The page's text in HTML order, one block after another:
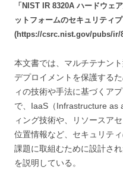
「NIST IR 8320A ハードウェ
ットフォームのセキュリティ
(https://csrc.nist.gov/pubs/ir/
本文書では、マルチテナン
デプロイメントを保護する
ィの技術や手法に基づくア
で、IaaS（Infrastructure as
ィング技術や、リソースア
位置情報など、セキュリテ
課題に取組むために設計さ
を説明している。